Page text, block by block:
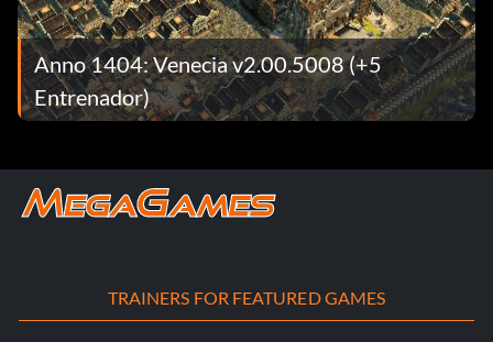
Anno 1404: Venecia v2.00.5008 (+5
Entrenador)
TRAINERS FOR FEATURED GAMES